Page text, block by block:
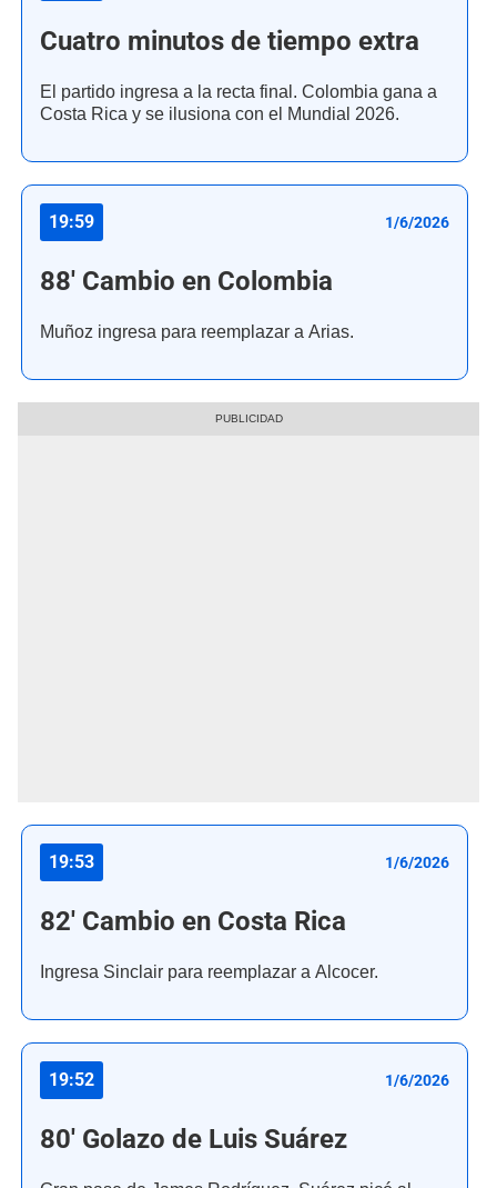
Cuatro minutos de tiempo extra
El partido ingresa a la recta final. Colombia gana a
Costa Rica y se ilusiona con el Mundial 2026.
19:59 1/6/2026
88' Cambio en Colombia
Muñoz ingresa para reemplazar a Arias.
19:53 1/6/2026
82' Cambio en Costa Rica
Ingresa Sinclair para reemplazar a Alcocer.
19:52 1/6/2026
80' Golazo de Luis Suárez